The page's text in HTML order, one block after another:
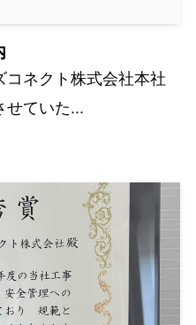
ネクト株式会社本社
せていた...